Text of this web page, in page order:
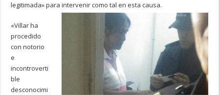
legitimada» para intervenir como tal en esta causa.
«Villar ha
procedido
con notorio
e
incontroverti
ble
desconocimi